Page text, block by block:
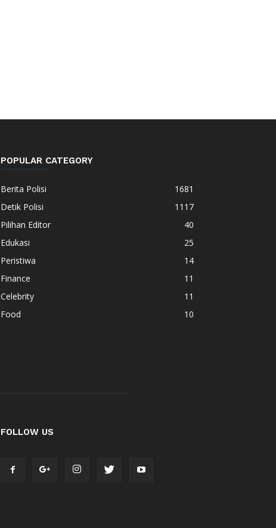
POPULAR CATEGORY
Berita Polisi
1681
Detik Polisi
1117
Pilihan Editor
40
Edukasi
25
Peristiwa
14
Finance
11
Celebrity
11
Food
10
FOLLOW US